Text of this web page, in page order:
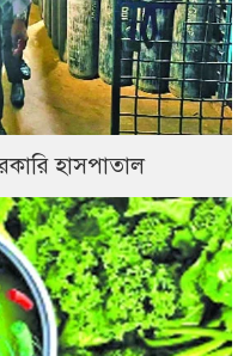
হাসপাতাল